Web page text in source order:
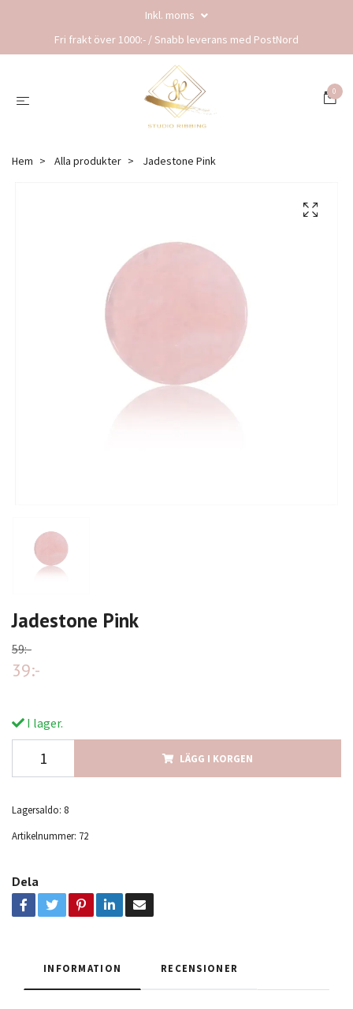
Inkl. moms
Fri frakt över 1000:- / Snabb leverans med PostNord
0
Hem Alla produkter Jadestone Pink
Jadestone Pink
59:-
39:-
I lager.
LÄGG I KORGEN
Lagersaldo: 8
Artikelnummer: 72
Dela
INFORMATION RECENSIONER